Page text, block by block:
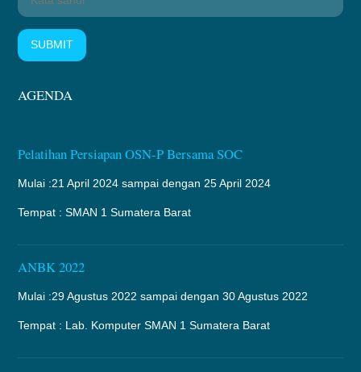
SUBMIT
AGENDA
Pelatihan Persiapan OSN-P Bersama SOC
Mulai :21 April 2024 sampai dengan 25 April 2024
Tempat : SMAN 1 Sumatera Barat
ANBK 2022
Mulai :29 Agustus 2022 sampai dengan 30 Agustus 2022
Tempat : Lab. Komputer SMAN 1 Sumatera Barat